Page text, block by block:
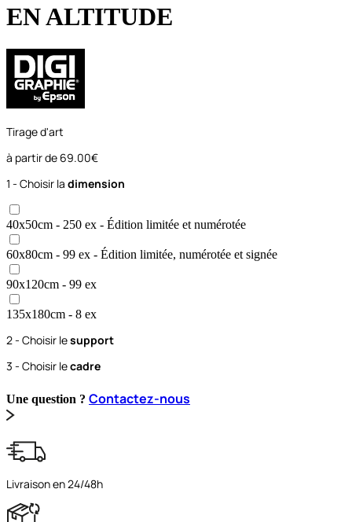
EN ALTITUDE
Tirage d'art
à partir de 69.00€
1 - Choisir la dimension
40x50cm - 250 ex - Édition limitée et numérotée
60x80cm - 99 ex - Édition limitée, numérotée et signée
90x120cm - 99 ex
135x180cm - 8 ex
2 - Choisir lesupport
3 - Choisir lecadre
Une question ? Contactez-nous
Livraison en 24/48h